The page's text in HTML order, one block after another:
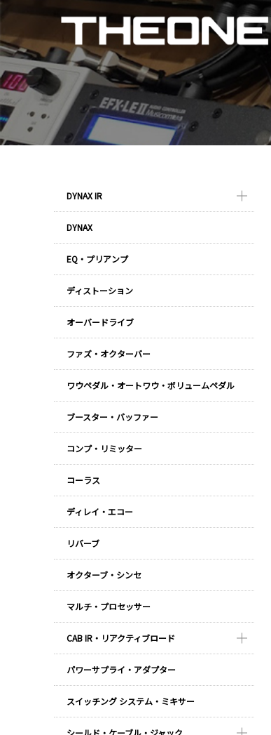
DYNAX IR
DYNAX
EQ・プリアンプ
ディストーション
オーバードライブ
ファズ・オクターバー
ワウペダル・オートワウ・ボリュームペダル
ブースター・バッファー
コンプ・リミッター
コーラス
ディレイ・エコー
リバーブ
オクターブ・シンセ
マルチ・プロセッサー
CAB IR・リアクティブロード
パワーサプライ・アダプター
スイッチング システム・ミキサー
シールド・ケーブル・ジャック